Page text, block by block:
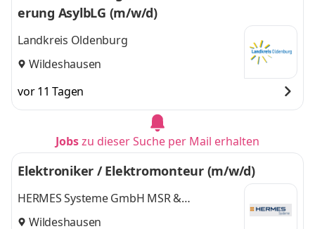
erung AsylbLG (m/w/d)
Landkreis Oldenburg
Wildeshausen
vor 11 Tagen
Jobszu dieser Suche per Mail erhalten
Elektroniker / Elektromonteur (m/w/d)
HERMES Systeme GmbH MSR &
Automatisierungstechnik
Wildeshausen